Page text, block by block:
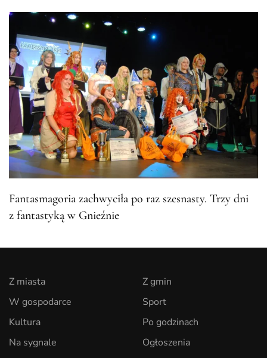
Fantasmagoria zachwyciła po raz szesnasty. Trzy dni
z fantastyką w Gnieźnie
Z miasta
W gospodarce
Kultura
Na sygnale
Z gmin
Sport
Po godzinach
Ogłoszenia